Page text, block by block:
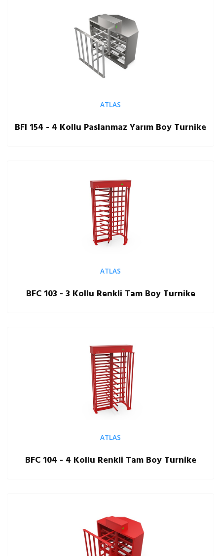
ATLAS
BFI 154 - 4 Kollu Paslanmaz Yarım Boy Turnike
ATLAS
BFC 103 - 3 Kollu Renkli Tam Boy Turnike
ATLAS
BFC 104 - 4 Kollu Renkli Tam Boy Turnike